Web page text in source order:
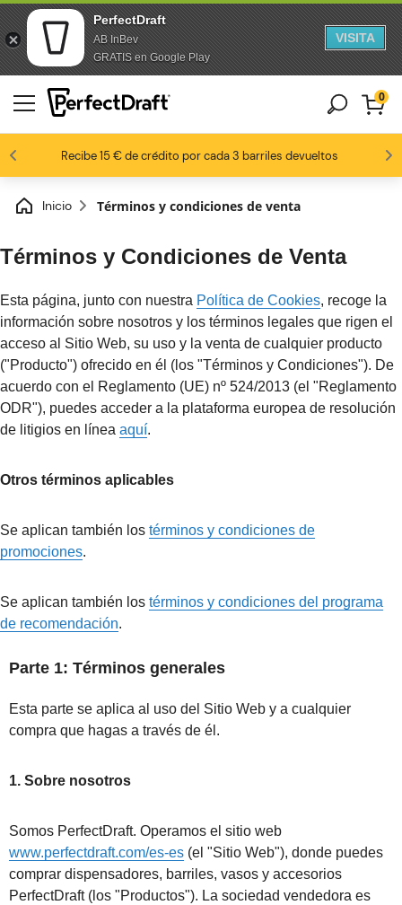
PerfectDraft
AB InBev
GRATIS en Google Play
VISITA
saltar al contenido
Saltar al pie de página
Recibe 15 € de crédito por cada 3 barriles devueltos
Los fanáticos de la cerveza nos aman 8,8 / 10
0
Inicio Términos y condiciones de venta
Términos y Condiciones de Venta
Esta página, junto con nuestra Política de Cookies, recoge la
información sobre nosotros y los términos legales que rigen el
acceso al Sitio Web, su uso y la venta de cualquier producto
("Producto") ofrecido en él (los "Términos y Condiciones"). De
acuerdo con el Reglamento (UE) nº 524/2013 (el "Reglamento
ODR"), puedes acceder a la plataforma europea de resolución
de litigios en línea aquí.
Otros términos aplicables
Se aplican también los términos y condiciones de
promociones.
Se aplican también los términos y condiciones del programa
de recomendación.
Parte 1: Términos generales
Esta parte se aplica al uso del Sitio Web y a cualquier
compra que hagas a través de él.
1. Sobre nosotros
Somos PerfectDraft. Operamos el sitio web
www.perfectdraft.com/es-es (el "Sitio Web"), donde puedes
comprar dispensadores, barriles, vasos y accesorios
PerfectDraft (los "Productos"). La sociedad vendedora es